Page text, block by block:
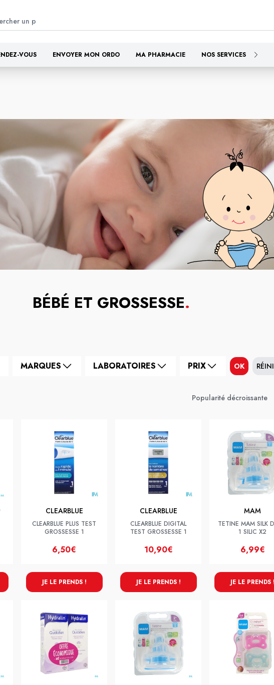
VOUS ENVOYER MON ORDO MA PHARMACIE NOS SERVICES
BÉBÉ ET GROSSESSE.
MARQUES LABORATOIRES PRIX OK
CLEARBLUE
CLEARBLUE PLUS TEST
GROSSESSE 1
6,50€
JE LE PRENDS !
CLEARBLUE
CLEARBLUE DIGITAL
TEST GROSSESSE 1
10,90€
JE LE PRENDS !
MAM
TETINE MAM SILK
1 SILIC X2
6,99€
JE LE PRENDS !